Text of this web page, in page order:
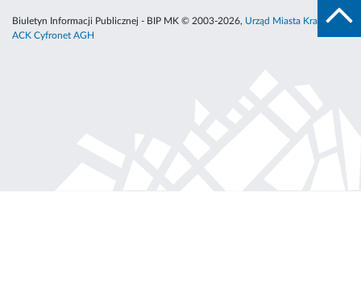
Biuletyn Informacji Publicznej - BIP MK © 2003-2026, Urząd Miasta Krakowa
ACK Cyfronet AGH